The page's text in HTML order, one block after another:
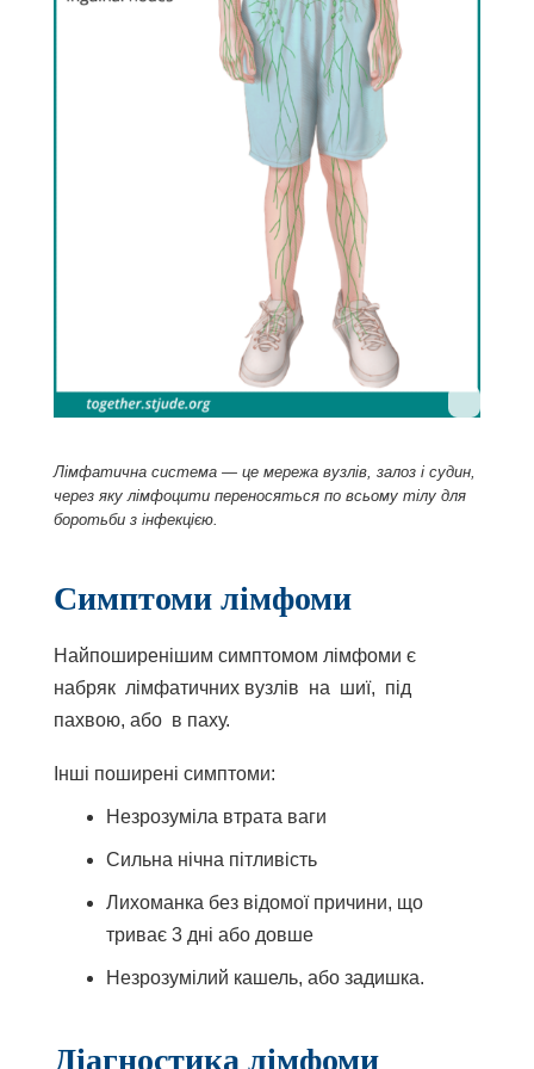
Лімфатична система — це мережа вузлів, залоз і судин,
через яку лімфоцити переносяться по всьому тілу для
боротьби з інфекцією.
Симптоми лімфоми
Найпоширенішим симптомом лімфоми є
набряк лімфатичних вузлів на шиї, під
пахвою, або в паху.
Інші поширені симптоми:
Незрозуміла втрата ваги
Сильна нічна пітливість
Лихоманка без відомої причини, що
триває 3 дні або довше
Незрозумілий кашель, або задишка.
Діагностика лімфоми